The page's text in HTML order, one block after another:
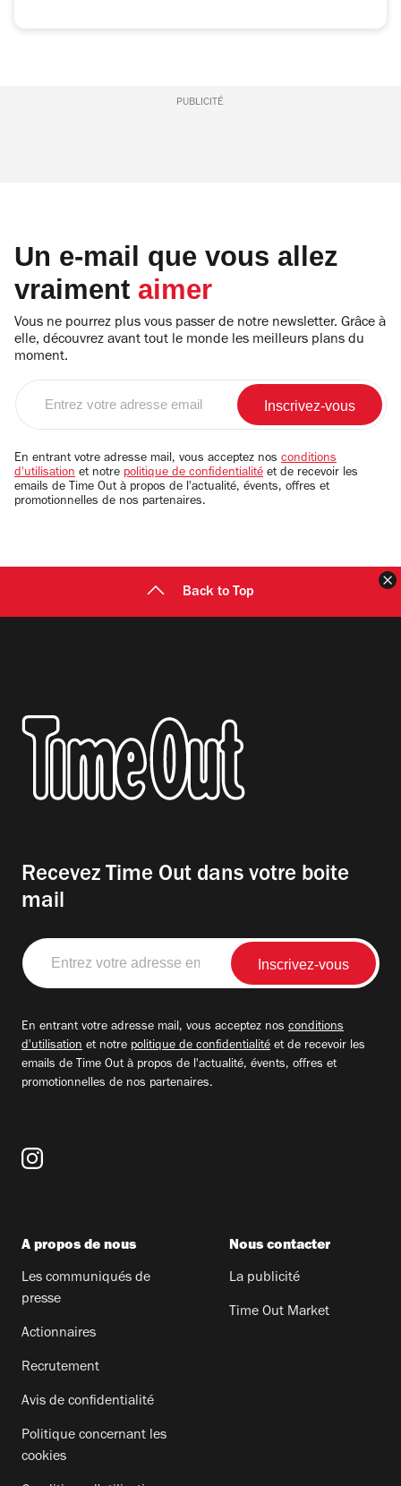
PUBLICITÉ
Un e-mail que vous allez
vraiment aimer
Vous ne pourrez plus vous passer de notre newsletter. Grâce à
elle, découvrez avant tout le monde les meilleurs plans du
moment.
email
En entrant votre adresse mail, vous acceptez nos conditions
d'utilisation et notre politique de confidentialité et de recevoir les
emails de Time Out à propos de l'actualité, évents, offres et
promotionnelles de nos partenaires.
Back to Top
Recevez Time Out dans votre boite
mail
Entrez
votre
adresse
En entrant votre adresse mail, vous acceptez nos conditions
d'utilisation et notre politique de confidentialité et de recevoir les
emails de Time Out à propos de l'actualité, évents, offres et
promotionnelles de nos partenaires.
A propos de nous
Les communiqués de
presse
Actionnaires
Recrutement
Avis de confidentialité
Politique concernant les
cookies
Nous contacter
La publicité
Time Out Market